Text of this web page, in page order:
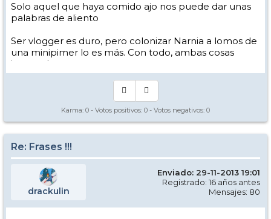
Solo aquel que haya comido ajo nos puede dar unas
palabras de aliento
Ser vlogger es duro, pero colonizar Narnia a lomos de
una minipimer lo es más. Con todo, ambas cosas
intento hacer.
Yo hago esquí extremo : voy de extremo a extremo
Los caminos del esquí son inescrotables ...
Karma: 0 - Votos positivos: 0 - Votos negativos: 0
Re: Frases !!!
drackulin
Enviado: 29-11-2013 19:01
Registrado: 16 años antes
Mensajes: 80